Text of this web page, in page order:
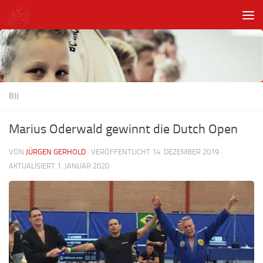
Unter dem Inhalt
BJJ
Marius Oderwald gewinnt die Dutch Open
VON JÜRGEN GERHOLD · VERÖFFENTLICHT 14. DEZEMBER 2019 ·
AKTUALISIERT 1. JANUAR 2020